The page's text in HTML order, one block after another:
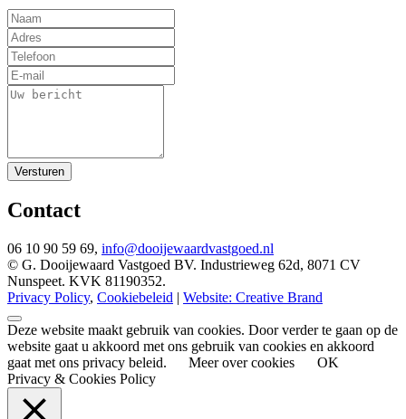
Versturen
Contact
06 10 90 59 69, info@dooijewaardvastgoed.nl
© G. Dooijewaard Vastgoed BV. Industrieweg 62d, 8071 CV
Nunspeet. KVK 81190352.
Privacy Policy, Cookiebeleid | Website: Creative Brand
Deze website maakt gebruik van cookies. Door verder te gaan op de
website gaat u akkoord met ons gebruik van cookies en akkoord
gaat met ons privacy beleid.
Meer over cookies
OK
Privacy & Cookies Policy